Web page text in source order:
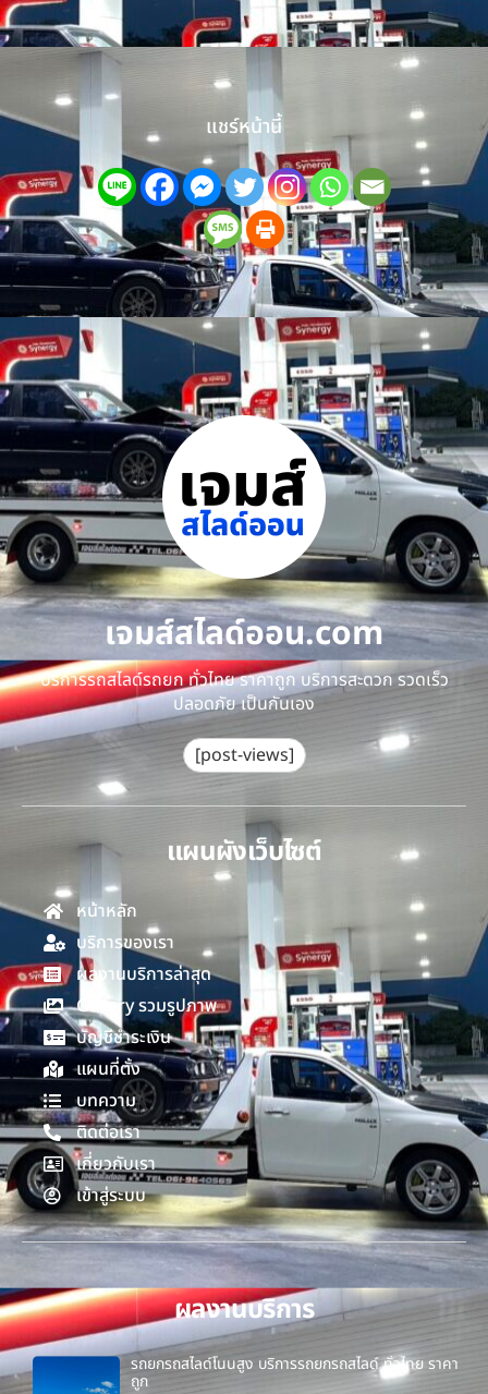
แชร์หน้านี้
เจมส์สไลด์ออน.com
บริการรถสไลด์รถยก ทั่วไทย ราคาถูก บริการสะดวก รวดเร็ว
ปลอดภัย เป็นกันเอง
[post-views]
แผนผังเว็บไซต์
หน้าหลัก
บริการของเรา
ผลงานบริการล่าสุด
Gallery รวมรูปภาพ
บัญชีชำระเงิน
แผนที่ตั้ง
บทความ
ติดต่อเรา
เกี่ยวกับเรา
เข้าสู่ระบบ
ผลงานบริการ
รถยกรถสไลด์โนนสูง บริการรถยกรถสไลด์ ทั่วไทย ราคา
ถูก